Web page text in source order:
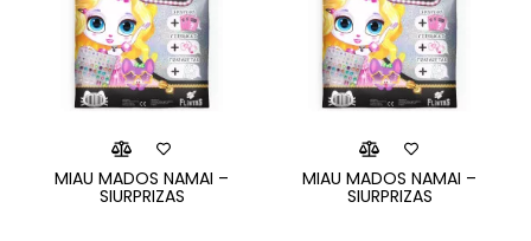
MIAU MADOS NAMAI –
SIURPRIZAS
MIAU MADOS NAMAI –
SIURPRIZAS